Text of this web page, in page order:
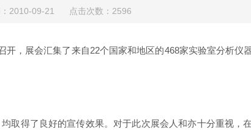
：2010-09-21 点击次数：2596
开，展会汇集了来自22个国家和地区的468家实验室分析仪
得了良好的宣传效果。对于此次展会人和亦十分重视，